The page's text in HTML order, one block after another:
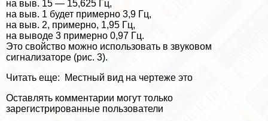
на выв. 15 — 15,625 Гц,
на выв. 1 будет примерно 3,9 Гц,
на выв. 2, примерно, 1,95 Гц,
на выводе 3 примерно 0,97 Гц.
Это свойство можно использовать в звуковом
сигнализаторе (рис. 3).
Читать еще:
Местный вид на чертеже это
Оставлять комментарии могут только
зарегистрированные пользователи